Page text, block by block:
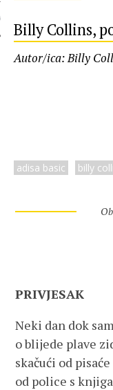
Billy Collins,
Autor/ica: Billy
adisa basic billy
PRIVJESAK
Neki dan dok
o blijede plave
skačući od
od police s